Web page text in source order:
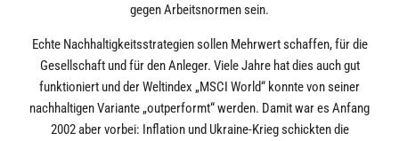
gegen Arbeitsnormen sein.
Echte Nachhaltigkeitsstrategien sollen Mehrwert schaffen, für die
Gesellschaft und für den Anleger. Viele Jahre hat dies auch gut
funktioniert und der Weltindex „MSCI World“ konnte von seiner
nachhaltigen Variante „outperformt“ werden. Damit war es Anfang
2002 aber vorbei: Inflation und Ukraine-Krieg schickten die